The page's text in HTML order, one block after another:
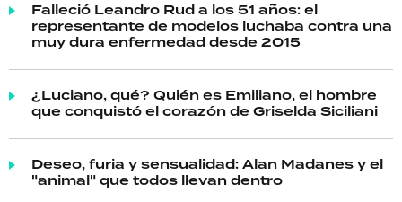
Falleció Leandro Rud a los 51 años: el
representante de modelos luchaba contra una
muy dura enfermedad desde 2015
¿Luciano, qué? Quién es Emiliano, el hombre
que conquistó el corazón de Griselda Siciliani
Deseo, furia y sensualidad: Alan Madanes y el
"animal" que todos llevan dentro